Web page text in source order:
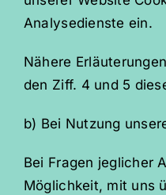
Analysedienste ein.
Nähere
den Ziff. 4 und 5
b) Bei Nutzung
Bei Fragen jeglicher
Möglichkeit, mit uns